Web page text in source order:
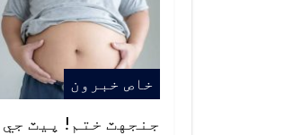
خاص خبرون
جنجهٽ ختم! پيٽ جي